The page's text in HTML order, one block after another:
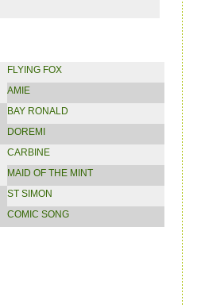
FLYING FOX
AMIE
BAY RONALD
DOREMI
CARBINE
MAID OF THE MINT
ST SIMON
COMIC SONG